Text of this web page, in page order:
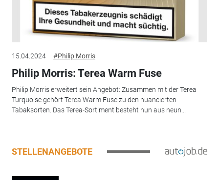
15.04.2024 #Philip Morris
Philip Morris: Terea Warm Fuse
Philip Morris erweitert sein Angebot: Zusammen mit der Terea
Turquoise gehört Terea Warm Fuse zu den nuancierten
Tabaksorten. Das Terea-Sortiment besteht nun aus neun...
STELLENANGEBOTE